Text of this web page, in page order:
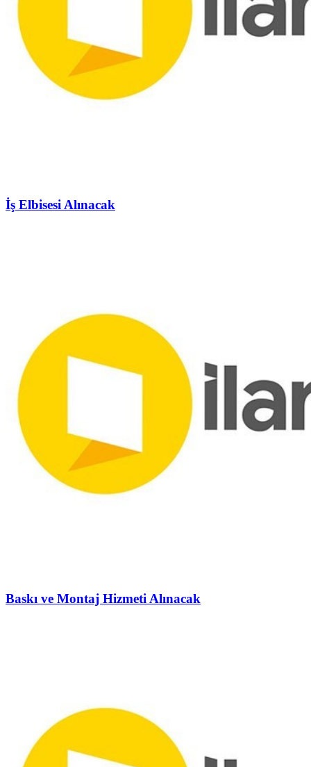
İş Elbisesi Alınacak
Baskı ve Montaj Hizmeti Alınacak